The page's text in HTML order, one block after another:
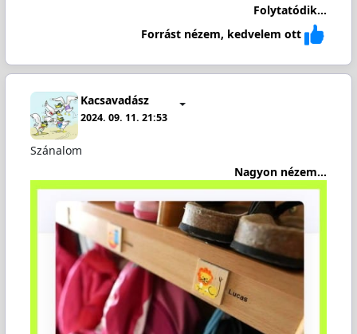
Folytatódik...
Forrást nézem, kedvelem ott
Kacsavadász
2024. 09. 11. 21:53
Szánalom
Nagyon nézem...